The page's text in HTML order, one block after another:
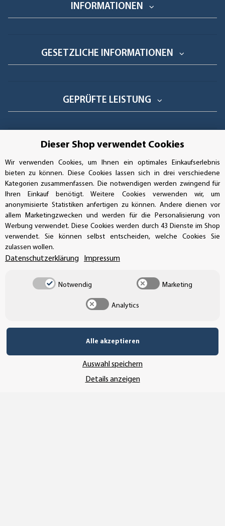
INFORMATIONEN
GESETZLICHE INFORMATIONEN
GEPRÜFTE LEISTUNG
AUFKLEBERDEALER STORE
Handwerkerring 1, D-39326 Wolmirstedt
Bestellungen/Support: +49 (0)39-201-28-98-10
Buchhaltung: +49 (0)39-201-28-98-17
info@aufkleberdealer.de
UNSER AFFILIATE-PROGRAMM
UNSERE ZAHLUNGSARTEN*
Dieser Shop verwendet Cookies
Wir verwenden Cookies, um Ihnen ein optimales Einkaufserlebnis
bieten zu können. Diese Cookies lassen sich in drei verschiedene
Kategorien zusammenfassen. Die notwendigen werden zwingend für
Ihren Einkauf benötigt. Weitere Cookies verwenden wir, um
anonymisierte Statistiken anfertigen zu können. Andere dienen vor
allem Marketingzwecken und werden für die Personalisierung von
Werbung verwendet. Diese Cookies werden durch 43 Dienste im Shop
verwendet. Sie können selbst entscheiden, welche Cookies Sie
zulassen wollen.
Datenschutzerklärung Impressum
Notwendig Marketing
Analytics
Alle akzeptieren
Auswahl speichern
Details anzeigen